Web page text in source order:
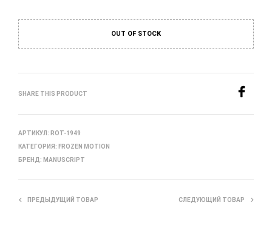
OUT OF STOCK
SHARE THIS PRODUCT
АРТИКУЛ: ROT-1949
КАТЕГОРИЯ: FROZEN MOTION
БРЕНД: MANUSCRIPT
ПРЕДЫДУЩИЙ ТОВАР СЛЕДУЮЩИЙ ТОВАР